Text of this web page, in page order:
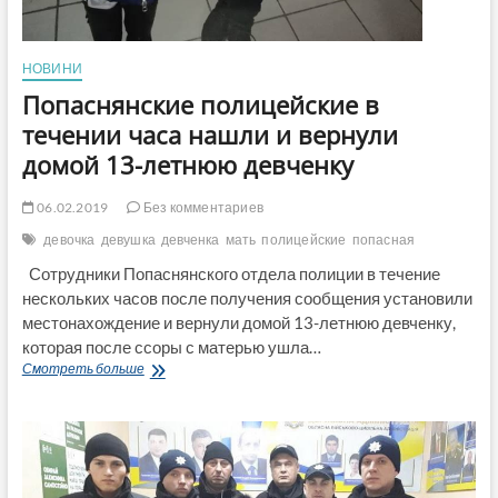
НОВИНИ
Попаснянские полицейские в
течении часа нашли и вернули
домой 13-летнюю девченку
06.02.2019
Без комментариев
девочка девушка девченка мать полицейские попасная
Сотрудники Попаснянского отдела полиции в течение
нескольких часов после получения сообщения установили
местонахождение и вернули домой 13-летнюю девченку,
которая после ссоры с матерью ушла…
Смотреть большеПопаснянские
течении
часа
нашли
и